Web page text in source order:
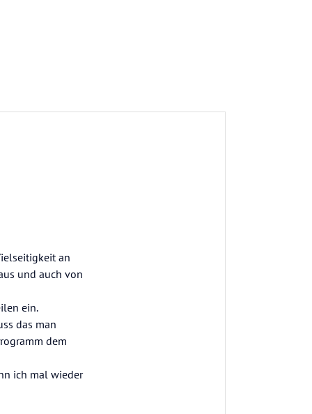
an
und auch von
ein.
das man
dem
ich mal wieder